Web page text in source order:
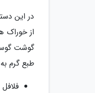
در این
از خوراک
گوشت
طبع گرم
فلافل